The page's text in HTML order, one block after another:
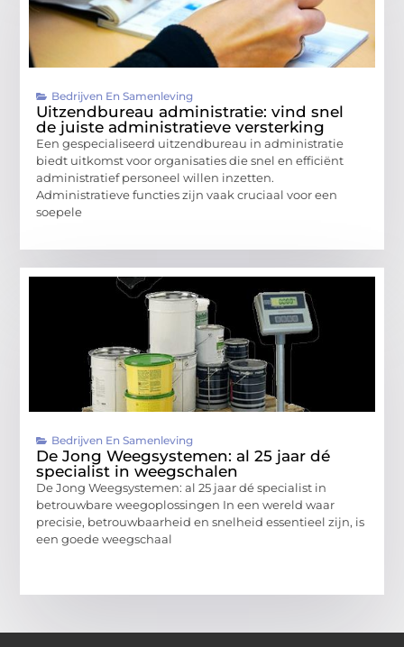
Bedrijven En Samenleving
Uitzendbureau administratie: vind snel
de juiste administratieve versterking
Een gespecialiseerd uitzendbureau in administratie
biedt uitkomst voor organisaties die snel en efficiënt
administratief personeel willen inzetten.
Administratieve functies zijn vaak cruciaal voor een
soepele
Bedrijven En Samenleving
De Jong Weegsystemen: al 25 jaar dé
specialist in weegschalen
De Jong Weegsystemen: al 25 jaar dé specialist in
betrouwbare weegoplossingen In een wereld waar
precisie, betrouwbaarheid en snelheid essentieel zijn, is
een goede weegschaal